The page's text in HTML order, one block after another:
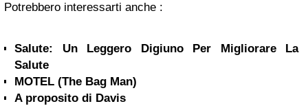
Potrebbero interessarti anche :
Salute: Un Leggero Digiuno Per Migliorare La
Salute
MOTEL (The Bag Man)
A proposito di Davis